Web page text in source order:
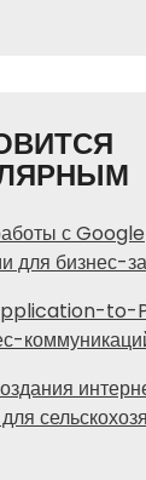
с Google
для бизнес-
to-